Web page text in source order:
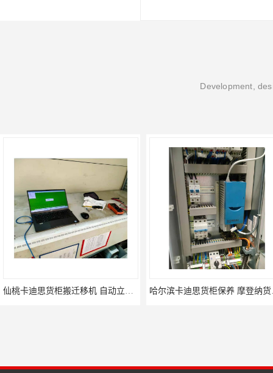
Development,
仙桃卡迪思货柜搬迁移机 自动立体仓储货柜回收 哈